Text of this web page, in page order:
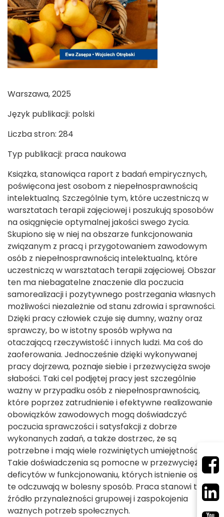
Warszawa, 2025
Język publikacji: polski
Liczba stron: 284
Typ publikacji: praca naukowa
Książka, stanowiąca raport z badań empirycznych,
poświęcona jest osobom z niepełnosprawnością
intelektualną. Szczególnie tym, które uczestniczą w
warsztatach terapii zajęciowej i poszukują sposobów
na osiągnięcie optymalnej jakości swego życia.
Skupiono się w niej na obszarze funkcjonowania
związanym z pracą i przygotowaniem zawodowym
osób z niepełnosprawnością intelektualną, które
uczestniczą w warsztatach terapii zajęciowej. Obszar
ten ma niebagatelne znaczenie dla poczucia
samorealizacji i pozytywnego postrzegania własnych
możliwości niezależnie od stanu zdrowia i sprawności.
Dzięki pracy człowiek czuje się dumny, ważny oraz
sprawczy, bo w istotny sposób wpływa na
otaczającą rzeczywistość i innych ludzi. Ma coś do
zaoferowania. Jednocześnie dzięki wykonywanej
pracy dojrzewa, poznaje siebie i przezwycięża swoje
słabości. Taki cel podjętej pracy jest szczególnie
ważny w przypadku osób z niepełnosprawnością,
które poprzez zatrudnienie i efektywne realizowanie
obowiązków zawodowych mogą doświadczyć
poczucia sprawczości i satysfakcji z dobrze
wykonanych zadań, a także dostrzec, że są
potrzebne i mają wiele rozwiniętych umiejętności.
Takie doświadczenia są pomocne w przezwyciężaniu
deficytów w funkcjonowaniu, których istnienie osoby
te odczuwają w bolesny sposób. Praca stanowi też
źródło przynależności grupowej i zaspokojenia
ważnych potrzeb społecznych.